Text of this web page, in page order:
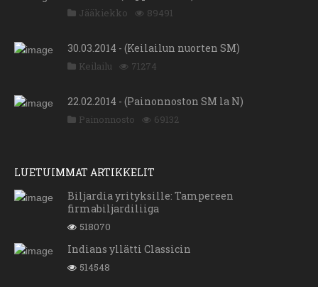
Jääkiekko 89491
30.03.2014 - (Keilailun nuorten SM)
Keilailu 71274
22.02.2014 - (Painonnoston SM la N)
Painonnosto 69132
LUETUIMMAT ARTIKKELIT
Biljardia yrityksille: Tampereen
firmabiljardiliiga
518070
Indians yllätti Classicin
514548